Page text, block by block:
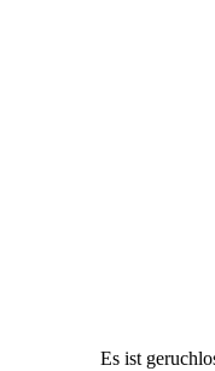
Es ist